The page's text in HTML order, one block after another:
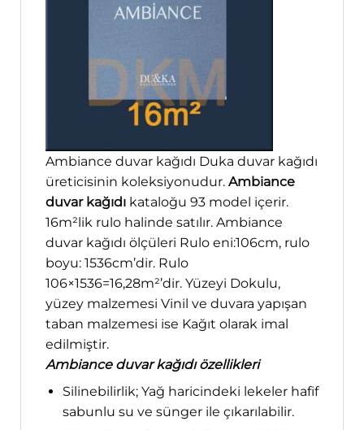
Ambiance duvar kağıdı Duka duvar kağıdı
üreticisinin koleksiyonudur. Ambiance
duvar kağıdı kataloğu 93 model içerir.
16m²lik rulo halinde satılır. Ambiance
duvar kağıdı ölçüleri Rulo eni:106cm, rulo
boyu: 1536cm’dir. Rulo
106×1536=16,28m²’dir. Yüzeyi Dokulu,
yüzey malzemesi Vinil ve duvara yapışan
taban malzemesi ise Kağıt olarak imal
edilmiştir.
Ambiance duvar kağıdı özellikleri
Silinebilirlik; Yağ haricindeki lekeler hafif
sabunlu su ve sünger ile çıkarılabilir.